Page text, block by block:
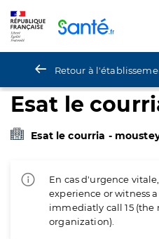
Retour à
Esat le
Esat le courria -
En cas d'urgence
experience or witness
immediatly call 15
organization).